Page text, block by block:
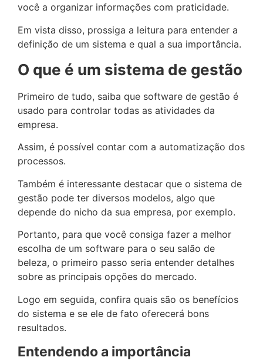
você a organizar informações com praticidade.
Em vista disso, prossiga a leitura para entender a
definição de um sistema e qual a sua importância.
O que é um sistema de gestão
Primeiro de tudo, saiba que software de gestão é
usado para controlar todas as atividades da
empresa.
Assim, é possível contar com a automatização dos
processos.
Também é interessante destacar que o sistema de
gestão pode ter diversos modelos, algo que
depende do nicho da sua empresa, por exemplo.
Portanto, para que você consiga fazer a melhor
escolha de um software para o seu salão de
beleza, o primeiro passo seria entender detalhes
sobre as principais opções do mercado.
Logo em seguida, confira quais são os benefícios
do sistema e se ele de fato oferecerá bons
resultados.
Entendendo a importância